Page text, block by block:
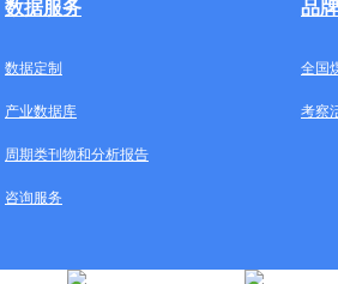
数据服务 品
数据定制 全国
产业数据库 考察
周期类刊物和分析报告
咨询服务